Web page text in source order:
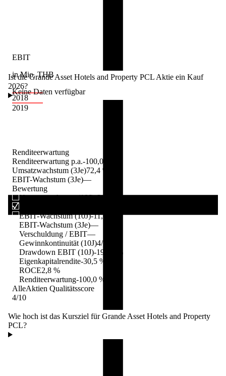
2018
2019
EBIT
in Mio. THB
Keine Daten verfügbar
Renditeerwartung
Renditeerwartung p.a.-100,0 %
Umsatzwachstum (3Je)72,4 %
EBIT-Wachstum (3Je)—
Bewertung
Umsatzwachstum (10J)-6,0 %
EBIT-Wachstum (10J)-11,0 %
EBIT-Wachstum (3Je)—
Verschuldung / EBIT—
Gewinnkontinuität (10J)4/10
Drawdown EBIT (10J)-197,1 %
Eigenkapitalrendite-30,5 %
ROCE2,8 %
Renditeerwartung-100,0 %
AlleAktien Qualitätsscore
4/10
Ist die Grande Asset Hotels and Property PCL Aktie ein Kauf
2026?
Wie hoch ist das Kursziel für Grande Asset Hotels and Property
PCL?